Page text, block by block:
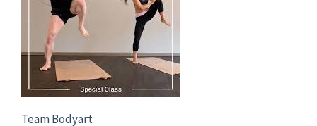
Team Bodyart